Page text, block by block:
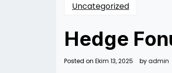
Uncategorized
Hedge
Posted on Ekim 13, 2025 byadmin